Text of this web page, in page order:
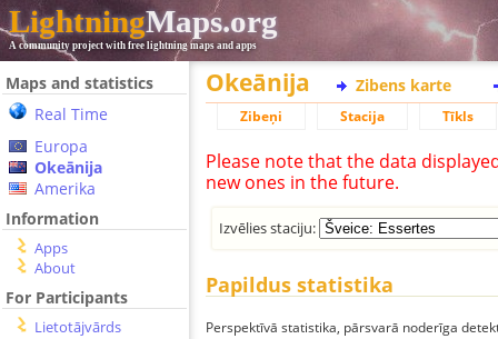
LightningMaps.org
A community project with free lightning maps and apps
Maps and statistics
Real Time
Europa
Okeānija
Amerika
Information
Apps
About
For Participants
Lietotājvārds
Okeānija Zibens karte
Zibeņi Stacija Tīkls
Please note that the data
new ones in the future.
Izvēlies staciju:
Papildus statistika
Perspektīvā statistika, pārsvarā noderīga